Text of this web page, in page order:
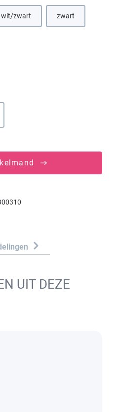
beschikbaar.)
wit/zwart(Deze optie is momenteel niet
zwart(Deze optie is
UIT DEZE